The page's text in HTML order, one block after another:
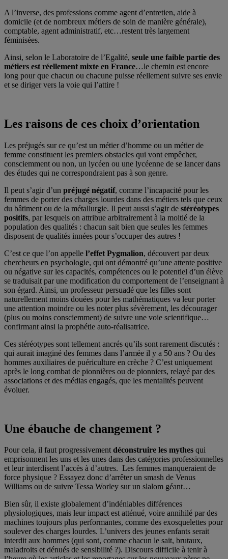
A l’inverse, des professions comme agent d’entretien, aide à
domicile (et de nombreux métiers de soin de manière générale),
comptable, agent administratif, etc…restent très largement
féminisées.
Ainsi, selon le Laboratoire de l’Egalité, seule une faible partie des
métiers est réellement mixte en France…le chemin est encore
long pour que chacun ou chacune puisse réellement suivre ses envie
et se diriger vers la voie qui l’attire !
Les raisons de ces choix d’orientation
Les préjugés sur ce qu’est un métier d’homme ou un métier de
femme constituent les premiers obstacles qui vont empêcher,
consciemment ou non, un lycéen ou une lycéenne de se lancer dans
des études qui ne correspondraient pas à son genre.
Il peut s’agir d’un préjugé négatif, comme l’incapacité pour les
femmes de porter des charges lourdes dans des métiers tels que ceux
du bâtiment ou de la métallurgie. Il peut aussi s’agir de stéréotypes
positifs, par lesquels on attribue arbitrairement à la moitié de la
population des qualités : chacun sait bien que seules les femmes
disposent de qualités innées pour s’occuper des autres !
C’est ce que l’on appelle l’effet Pygmalion, découvert par deux
chercheurs en psychologie, qui ont démontré qu’une attente positive
ou négative sur les capacités, compétences ou le potentiel d’un élève
se traduisait par une modification du comportement de l’enseignant à
son égard. Ainsi, un professeur persuadé que les filles sont
naturellement moins douées pour les mathématiques va leur porter
une attention moindre ou les noter plus sévèrement, les décourager
(plus ou moins consciemment) de suivre une voie scientifique…
confirmant ainsi la prophétie auto-réalisatrice.
Ces stéréotypes sont tellement ancrés qu’ils sont rarement discutés :
qui aurait imaginé des femmes dans l’armée il y a 50 ans ? Ou des
hommes auxiliaires de puériculture en crèche ? C’est uniquement
après le long combat de pionnières ou de pionniers, relayé par des
associations et des médias engagés, que les mentalités peuvent
évoluer.
Une ébauche de changement ?
Pour cela, il faut progressivementdéconstruire les mythes qui
emprisonnent les uns et les unes dans des catégories professionnelles
et leur interdisent l’accès à d’autres. Les femmes manqueraient de
force physique ? Essayez donc d’arrêter un smash de Venus
Williams ou de suivre Tessa Worley sur un slalom géant…
Bien sûr, il existe globalement d’indéniables différences
physiologiques, mais leur impact est atténué, voire annihilé par des
machines toujours plus performantes, comme des exosquelettes pour
soulever des charges lourdes. L’univers des jeunes enfants serait
interdit aux hommes (qui sont, comme chacun le sait, brutaux,
maladroits et dénués de sensibilité ?). Discours difficile à tenir à